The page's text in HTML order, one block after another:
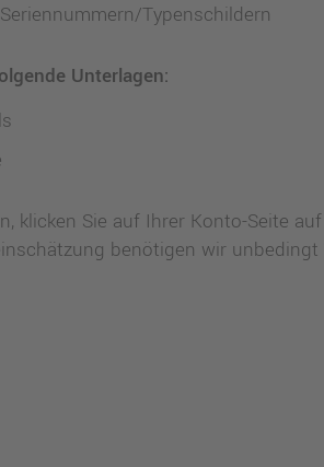
Typenschildern
Unterlagen:
klicken Sie auf Ihrer Konto-Seite auf
benötigen wir unbedingt